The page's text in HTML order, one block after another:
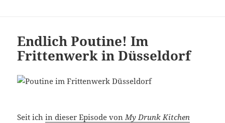
Endlich Poutine! Im
Frittenwerk in Düsseldorf
Seit ichin dieser Episode vonMy Drunk Kitchen